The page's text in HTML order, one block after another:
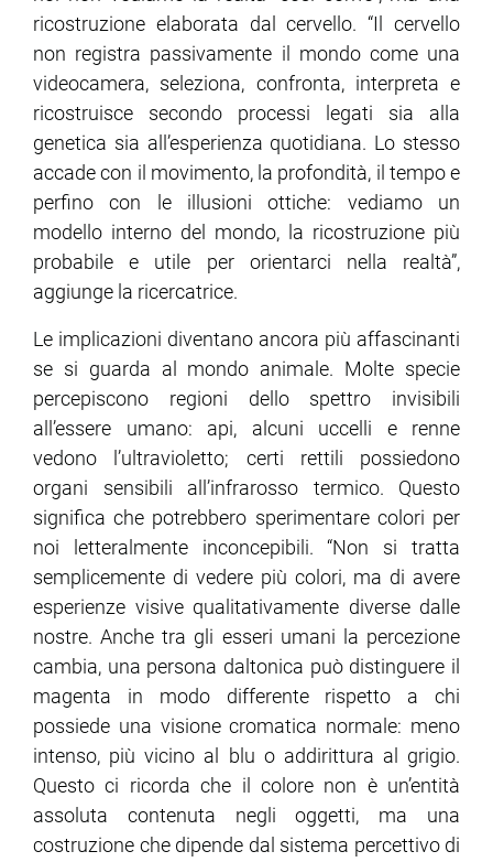
ricostruzione elaborata dal cervello. “Il cervello
non registra passivamente il mondo come una
videocamera, seleziona, confronta, interpreta e
ricostruisce secondo processi legati sia alla
genetica sia all’esperienza quotidiana. Lo stesso
accade con il movimento, la profondità, il tempo e
perfino con le illusioni ottiche: vediamo un
modello interno del mondo, la ricostruzione più
probabile e utile per orientarci nella realtà”,
aggiunge la ricercatrice.
Le implicazioni diventano ancora più affascinanti
se si guarda al mondo animale. Molte specie
percepiscono regioni dello spettro invisibili
all’essere umano: api, alcuni uccelli e renne
vedono l’ultravioletto; certi rettili possiedono
organi sensibili all’infrarosso termico. Questo
significa che potrebbero sperimentare colori per
noi letteralmente inconcepibili. “Non si tratta
semplicemente di vedere più colori, ma di avere
esperienze visive qualitativamente diverse dalle
nostre. Anche tra gli esseri umani la percezione
cambia, una persona daltonica può distinguere il
magenta in modo differente rispetto a chi
possiede una visione cromatica normale: meno
intenso, più vicino al blu o addirittura al grigio.
Questo ci ricorda che il colore non è un’entità
assoluta contenuta negli oggetti, ma una
costruzione che dipende dal sistema percettivo di